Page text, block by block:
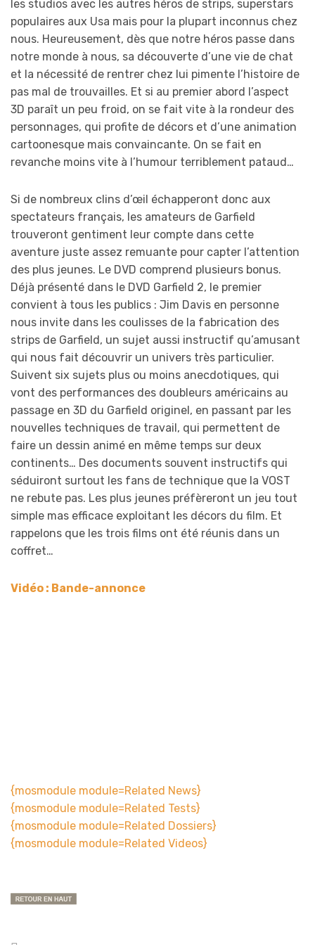
les studios avec les autres héros de strips, superstars
populaires aux Usa mais pour la plupart inconnus chez
nous. Heureusement, dès que notre héros passe dans
notre monde à nous, sa découverte d’une vie de chat
et la nécessité de rentrer chez lui pimente l’histoire de
pas mal de trouvailles. Et si au premier abord l’aspect
3D paraît un peu froid, on se fait vite à la rondeur des
personnages, qui profite de décors et d’une animation
cartoonesque mais convaincante. On se fait en
revanche moins vite à l’humour terriblement pataud…
Si de nombreux clins d’œil échapperont donc aux
spectateurs français, les amateurs de Garfield
trouveront gentiment leur compte dans cette
aventure juste assez remuante pour capter l’attention
des plus jeunes. Le DVD comprend plusieurs bonus.
Déjà présenté dans le DVD Garfield 2, le premier
convient à tous les publics : Jim Davis en personne
nous invite dans les coulisses de la fabrication des
strips de Garfield, un sujet aussi instructif qu’amusant
qui nous fait découvrir un univers très particulier.
Suivent six sujets plus ou moins anecdotiques, qui
vont des performances des doubleurs américains au
passage en 3D du Garfield originel, en passant par les
nouvelles techniques de travail, qui permettent de
faire un dessin animé en même temps sur deux
continents… Des documents souvent instructifs qui
séduiront surtout les fans de technique que la VOST
ne rebute pas. Les plus jeunes préfèreront un jeu tout
simple mas efficace exploitant les décors du film. Et
rappelons que les trois films ont été réunis dans un
coffret…
Vidéo : Bande-annonce
{mosmodule module=Related News}
{mosmodule module=Related Tests}
{mosmodule module=Related Dossiers}
{mosmodule module=Related Videos}